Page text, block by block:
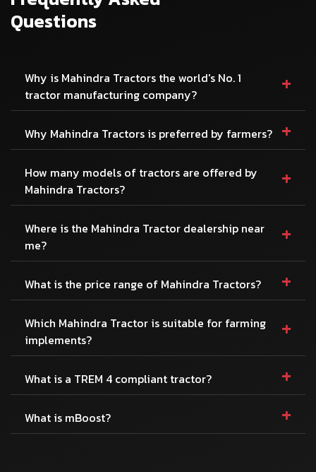
Questions
Why is Mahindra Tractors the world's No. 1
tractor manufacturing company?
+
Why Mahindra Tractors is preferred by farmers? +
How many models of tractors are offered by
Mahindra Tractors?
+
Where is the Mahindra Tractor dealership near
me?
+
What is the price range of Mahindra Tractors? +
Which Mahindra Tractor is suitable for farming
implements?
+
What is a TREM 4 compliant tractor? +
What is mBoost? +